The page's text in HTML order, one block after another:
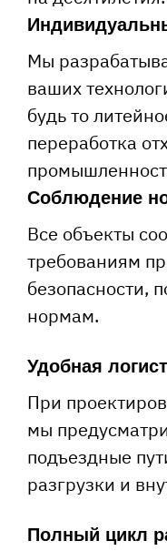
Мы
ваших
будь то
переработка
Соблюдение
Все объекты
требованиям
безопасности,
нормам.
Удобная
При
мы
подъездные
разгрузки и
Полный цикл